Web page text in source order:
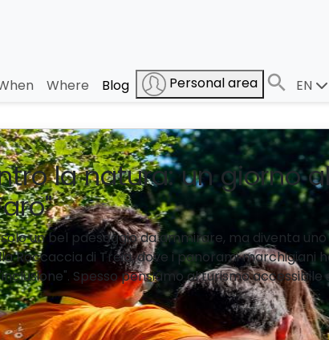
Where Blog Personal area EN
la natura: un giorno
un bel paesaggio da ammirare, ma diventa
Roccaccia di Treia, dove i panorami marchigiani
Spesso pensiamo al turismo accessibile